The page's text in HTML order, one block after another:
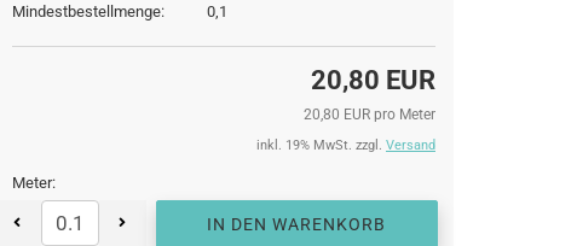
Mindestbestellmenge:
0,1
20,80 EUR
20,80 EUR pro Meter
inkl. 19% MwSt. zzgl. Versand
Meter:
Meter